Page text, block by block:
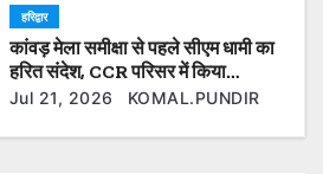
हरिद्वार
कांवड़ मेला समीक्षा से पहले सीएम धामी का
हरित संदेश, CCR परिसर में किया
पौधारोपण
Jul 21, 2026 KOMAL.PUNDIR